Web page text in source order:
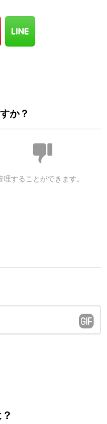
か？
することができます。